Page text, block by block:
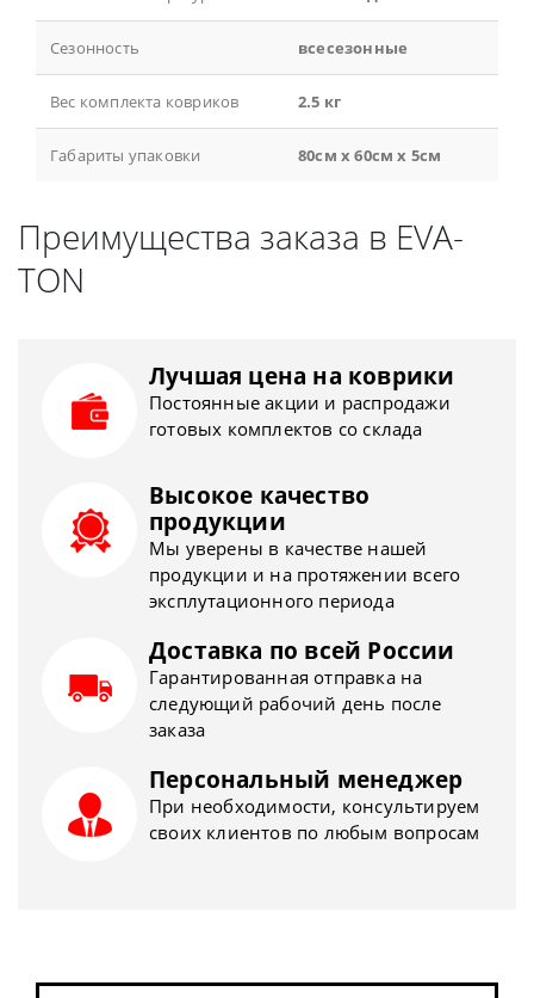
Сезонность всесезонные
Вес комплекта ковриков 2.5 кг
Габариты упаковки 80см x 60см x 5см
Преимущества заказа в EVA-
TON
Лучшая цена на коврики
Постоянные акции и распродажи
готовых комплектов со склада
Высокое качество
продукции
Мы уверены в качестве нашей
продукции и на протяжении всего
эксплутационного периода
Доставка по всей России
Гарантированная отправка на
следующий рабочий день после
заказа
Персональный менеджер
При необходимости, консультируем
своих клиентов по любым вопросам